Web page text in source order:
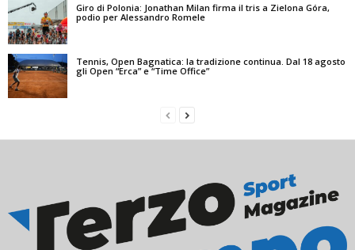
Giro di Polonia: Jonathan Milan firma il tris a Zielona Góra,
podio per Alessandro Romele
Tennis, Open Bagnatica: la tradizione continua. Dal 18 agosto
gli Open “Erca” e “Time Office”